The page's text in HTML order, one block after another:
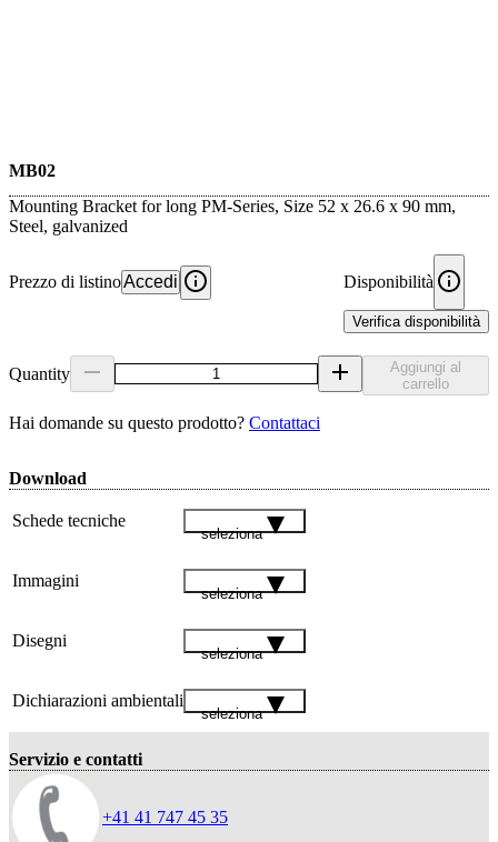
MB02
Mounting Bracket for long PM-Series, Size 52 x 26.6 x 90 mm,
Steel, galvanized
Prezzo di listinoAccedi Disponibilità
Verifica disponibilità
Quantity
Aggiungi al
carrello
Hai domande su questo prodotto? Contattaci
Download
Schede tecniche
seleziona
Immagini
seleziona
Disegni
seleziona
Dichiarazioni ambientali
seleziona
Servizio e contatti
+41 41 747 45 35